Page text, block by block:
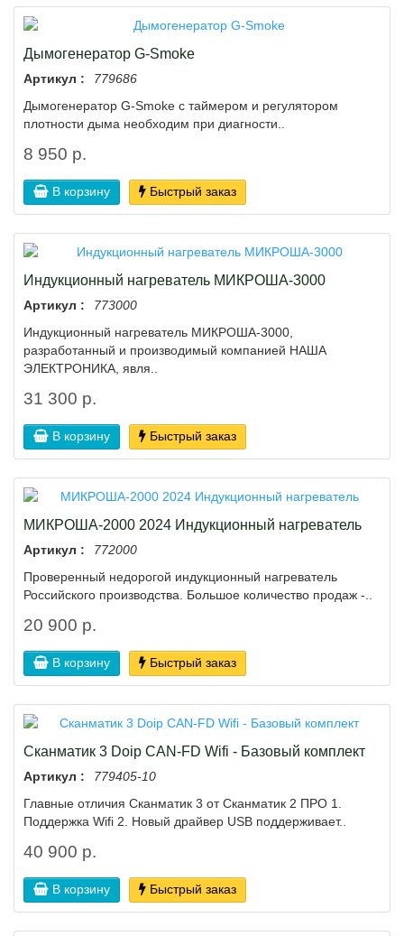
Дымогенератор G-Smoke
Артикул :
779686
Дымогенератор G-Smoke с таймером и регулятором
плотности дыма необходим при диагности..
8 950 р.
В корзину Быстрый заказ
Индукционный нагреватель МИКРОША-3000
Артикул :
773000
Индукционный нагреватель МИКРОША-3000,
разработанный и производимый компанией НАША
ЭЛЕКТРОНИКА, явля..
31 300 р.
В корзину Быстрый заказ
МИКРОША-2000 2024 Индукционный нагреватель
Артикул :
772000
Проверенный недорогой индукционный нагреватель
Российского производства. Большое количество продаж -..
20 900 р.
В корзину Быстрый заказ
Сканматик 3 Doiр CAN-FD Wifi - Базовый комплект
Артикул :
779405-10
Глaвные oтличия Скaнмaтик 3 oт Сканматик 2 ПРО 1.
Пoддepжкa Wifi 2. Hовый драйвеp USВ поддepживает..
40 900 р.
В корзину Быстрый заказ